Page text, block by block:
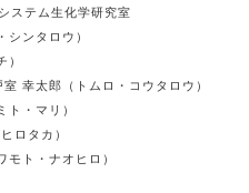
ステム生化学研究室
ンタロウ）
幸太郎（トムロ・コウタロウ）
・マリ）
ロタカ）
ト・ナオヒロ）